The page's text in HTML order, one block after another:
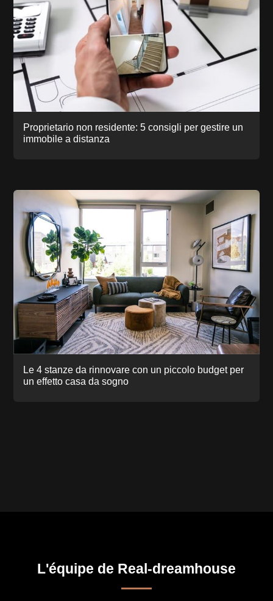
Proprietario non residente: 5 consigli per gestire un
immobile a distanza
Le 4 stanze da rinnovare con un piccolo budget per
un effetto casa da sogno
L'équipe de Real-dreamhouse